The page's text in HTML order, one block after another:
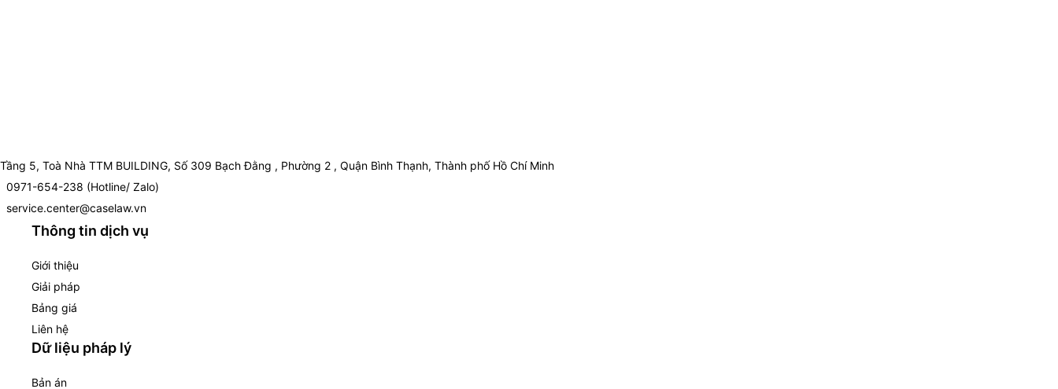
Tầng 5, Toà Nhà TTM BUILDING, Số 309 Bạch Đằng , Phường 2 , Quận Bình Thạnh, Thành phố Hồ Chí Minh
0971-654-238 (Hotline/ Zalo)
service.center@caselaw.vn
Thông tin dịch vụ
Giới thiệu
Giải pháp
Bảng giá
Liên hệ
Dữ liệu pháp lý
Bản án